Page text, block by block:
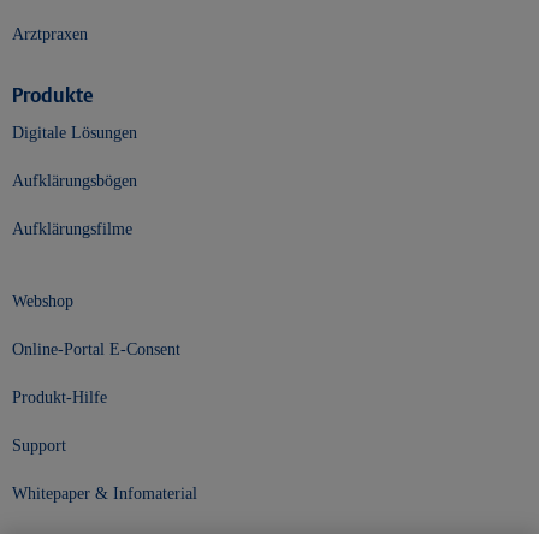
Arztpraxen
Produkte
Digitale Lösungen
Aufklärungsbögen
Aufklärungsfilme
Webshop
Online-Portal E-Consent
Produkt-Hilfe
Support
Whitepaper & Infomaterial